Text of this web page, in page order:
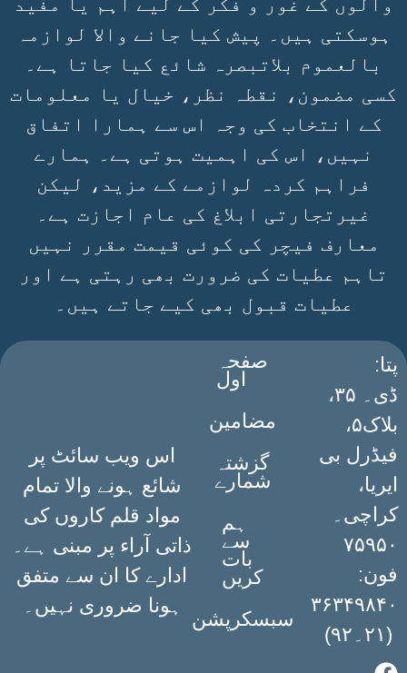
ہوسکتی ہیں۔ پیش کیا جانے والا لوازمہ
بالعموم بلاتبصرہ شائع کیا جاتا ہے۔
کسی مضمون، نقطہ نظر، خیال یا معلومات
کے انتخاب کی وجہ اس سے ہمارا اتفاق
نہیں، اس کی اہمیت ہوتی ہے۔ ہمارے
فراہم کردہ لوازمے کے مزید، لیکن
غیرتجارتی ابلاغ کی عام اجازت ہے۔
معارف فیچر کی کوئی قیمت مقرر نہیں
تاہم عطیات کی ضرورت بھی رہتی ہے اور
عطیات قبول بھی کیے جاتے ہیں۔
:پتا
ڈی۔ ۳۵،
بلاک۵،
فیڈرل بی
ایریا،
کراچی۔
۷۵۹۵۰
فون:
(۲۱۔۹۲)
صفحہ
اول
مضامین
گزشتہ
شمارے
ہم
سے
بات
کریں
سبسکرپشن
اس ویب سائٹ پر
شائع ہونے والا تمام
مواد قلم کاروں کی
ذاتی آراء پر مبنی ہے۔
ادارے کا ان سے متفق
ہونا ضروری نہیں۔